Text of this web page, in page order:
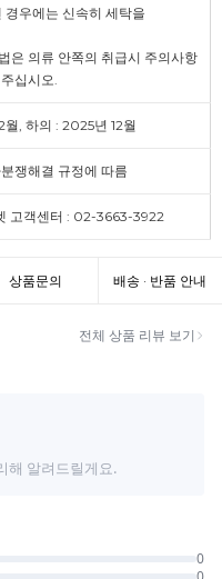
경우에는 신속히 세탁을
은 의류 안쪽의 취급시 주의사항
십시오.
, 하의 : 2025년 12월
쟁해결 규정에 따름
고객센터 : 02-3663-3922
상품문의 배송 · 반품 안내